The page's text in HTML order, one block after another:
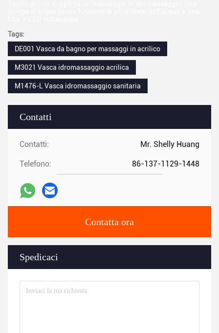
Contatti
Contatti: Mr. Shelly Huang
Telefono: 86-137-1129-1448
Contatta ora
Spedicaci
Tags:
DE001 Vasca da bagno per massaggi in acrilico
M3021 Vasca idromassaggio acrilica
M1476-L Vasca idromassaggio sanitaria